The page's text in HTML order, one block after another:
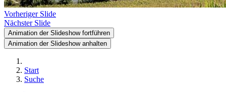
Vorheriger Slide
Nächster Slide
Animation der Slideshow fortführen
Animation der Slideshow anhalten
Start
Suche